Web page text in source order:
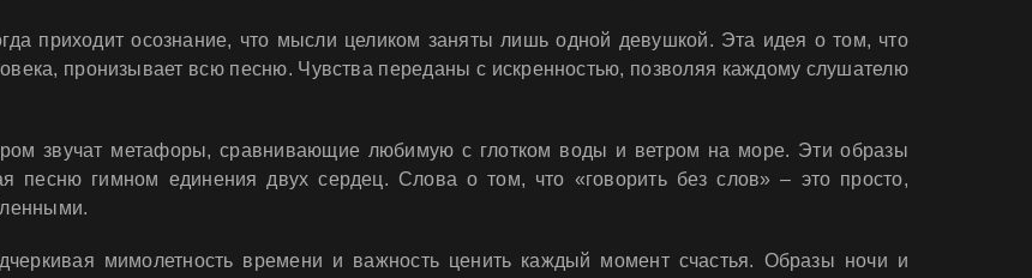
приходит осознание, что мысли целиком заняты лишь одной девушкой. Эта идея о том, что
пронизывает всю песню. Чувства переданы с искренностью, позволяя каждому слушателю
звучат метафоры, сравнивающие любимую с глотком воды и ветром на море. Эти образы
песню гимном единения двух сердец. Слова о том, что «говорить без слов» – это просто,
мимолетность времени и важность ценить каждый момент счастья. Образы ночи и